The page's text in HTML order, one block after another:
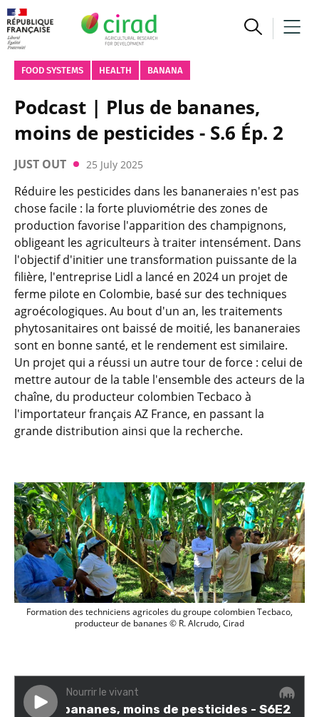
FOOD SYSTEMS HEALTH BANANA
Podcast | Plus de bananes,
moins de pesticides - S.6 Ép. 2
JUST OUT 25 July 2025
Réduire les pesticides dans les bananeraies n'est pas
chose facile : la forte pluviométrie des zones de
production favorise l'apparition des champignons,
obligeant les agriculteurs à traiter intensément. Dans
l'objectif d'initier une transformation puissante de la
filière, l'entreprise Lidl a lancé en 2024 un projet de
ferme pilote en Colombie, basé sur des techniques
agroécologiques. Au bout d'un an, les traitements
phytosanitaires ont baissé de moitié, les bananeraies
sont en bonne santé, et le rendement est similaire.
Un projet qui a réussi un autre tour de force : celui de
mettre autour de la table l'ensemble des acteurs de la
chaîne, du producteur colombien Tecbaco à
l'importateur français AZ France, en passant la
grande distribution ainsi que la recherche.
Formation des techniciens agricoles
Formation des techniciens agricoles du groupe colombien Tecbaco,
producteur de bananes © R. Alcrudo, Cirad